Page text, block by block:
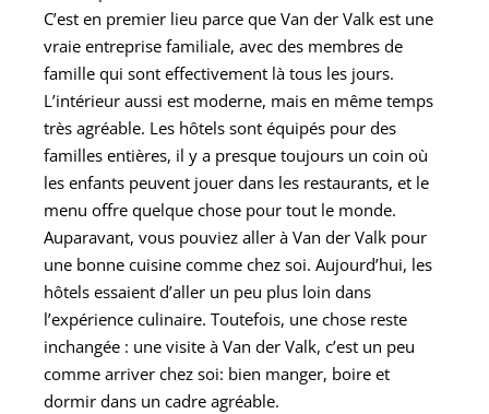
C’est en premier lieu parce que Van der Valk est une
vraie entreprise familiale, avec des membres de
famille qui sont effectivement là tous les jours.
L’intérieur aussi est moderne, mais en même temps
très agréable. Les hôtels sont équipés pour des
familles entières, il y a presque toujours un coin où
les enfants peuvent jouer dans les restaurants, et le
menu offre quelque chose pour tout le monde.
Auparavant, vous pouviez aller à Van der Valk pour
une bonne cuisine comme chez soi. Aujourd’hui, les
hôtels essaient d’aller un peu plus loin dans
l’expérience culinaire. Toutefois, une chose reste
inchangée : une visite à Van der Valk, c’est un peu
comme arriver chez soi: bien manger, boire et
dormir dans un cadre agréable.